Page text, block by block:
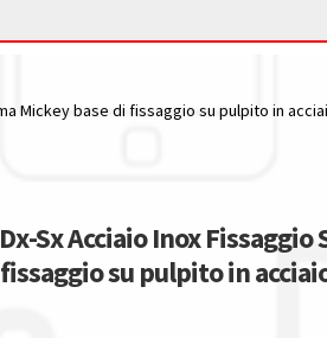
Mickey base di fissaggio su pulpito in
Sx Acciaio Inox Fissaggio
su pulpito in